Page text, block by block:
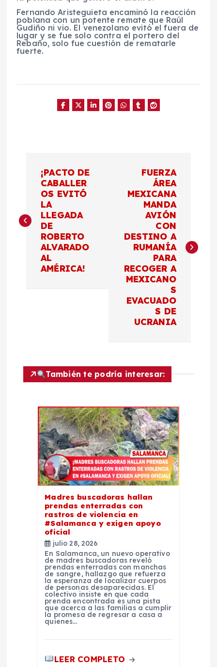
Fernando Aristeguieta encaminó la reacción
poblana con un potente remate que Raúl
Gudiño ni vio. El venezolano evitó el fuera de
lugar y se fue solo contra el portero del
Rebaño, solo fue cuestión de rematarle
fuerte.
v
e
n
¡PACTO DE
CABALLER
OS EVITÓ
LA
LLEGADA
DE
ROBERTO
ALVARADO
AL
AMÉRICA!
FUERZA
ÁREA
MEXICANA
MANDA
AVIÓN
CON
DESTINO A
RUMANÍA
PARA
RECOGER A
MEXICANO
S
EVACUADO
S DE
UCRANIA
También te podría interesar:
Madres buscadoras hallan
prendas enterradas con
rastros de violencia en
#Salamanca y exigen apoyo
oficial
julio 28, 2026
En Salamanca, un nuevo operativo
de madres buscadoras reveló
prendas enterradas con manchas
de sangre, hallazgo que refuerza
la esperanza de localizar cuerpos
de personas desaparecidas. El
colectivo insiste en que cada
prenda encontrada es una pista
que acerca a las familias a cumplir
la promesa de regresar a casa a
quienes…
LEER COMPLETO